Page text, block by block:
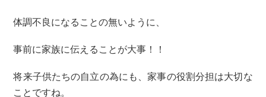
体調不良になることの無いように、
事前に家族に伝えることが大事！！
将来子供たちの自立の為にも、家事の役割分担は大切な
ことですね。